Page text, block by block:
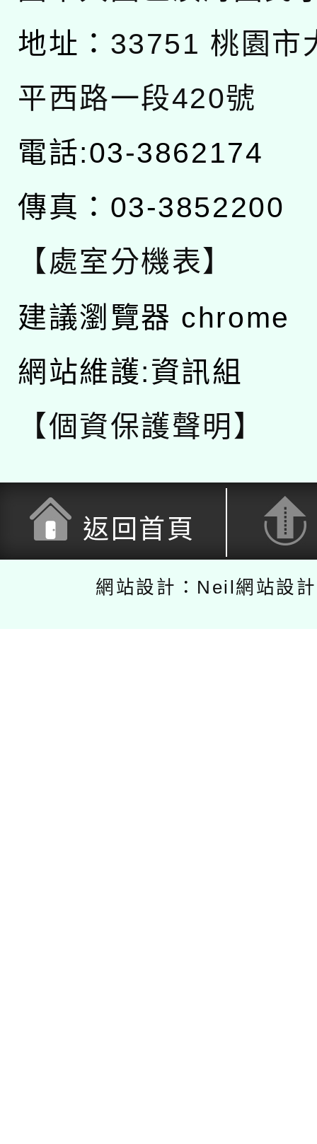
地址： 33751 桃園市
平西路一段420號
電話:03-3862174
傳真：03-3852200
【處室分機表】
建議瀏覽器 chrome
網站維護:資訊組
【個資保護聲明】
返回首頁
網站設計：Neil網站設